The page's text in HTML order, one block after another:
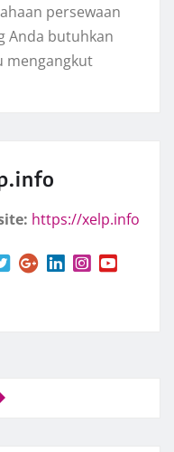
persewaan
Anda butuhkan
mengangkut
https://xelp.info